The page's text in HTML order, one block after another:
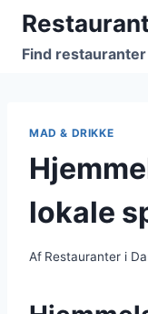
Fortsæt
indhold
Find
MAD & DRIKKE
lokale
Af Restauranter i